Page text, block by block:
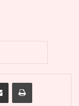
Partager par email Imprimer